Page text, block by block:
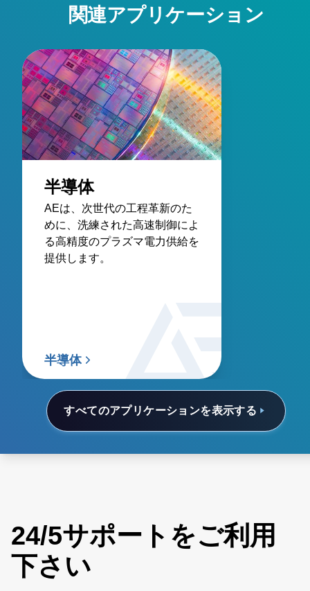
関連アプリケーション
すべてのアプリケーションを表示する
半導体
AEは、次世代の工程革新のた
めに、洗練された高速制御によ
る高精度のプラズマ電力供給を
提供します。
半導体
24/5サポートをご利用
下さい